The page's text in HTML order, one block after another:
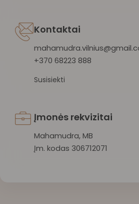
Kontaktai
+370 68223 888
Susisiekti
Įmonės rekvizitai
Mahamudra, MB
Įm. kodas 306712071